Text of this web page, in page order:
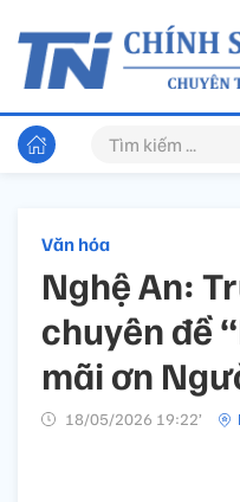
Văn hóa
Nghệ An:
chuyên đề
mãi ơn
18/05/2026 19:22’